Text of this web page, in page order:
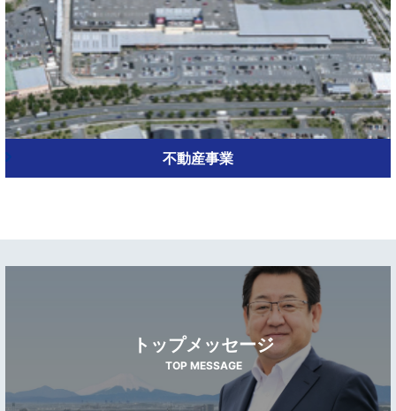
不動産事業
トップメッセージ
TOP MESSAGE